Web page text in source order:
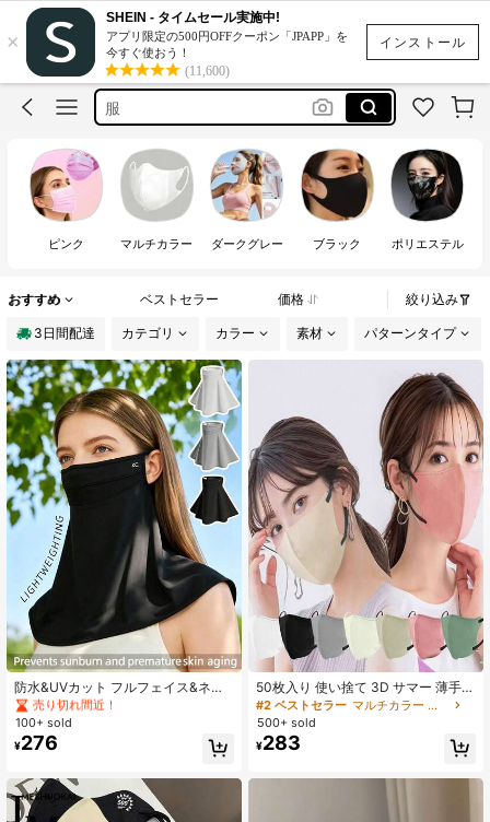
インストール
×
SHEIN - タイムセール実施中!
アプリ限定の500円OFFクーポン「JPAPP」を
今すぐ使おう！
(11,600)
cubrebocas
帽子
服
トップス
cubrebocas
帽子
ピンク マルチカラー ダークグレー ブラック ポリエステル
おすすめ ベストセラー 価格 絞り込み
3日間配達 カテゴリ カラー 素材 パターンタイプ
防水&UVカット フルフェイス&ネッ
ク サンハット、夏用アイスシルク生
地、軽量&通気性、フルフェイス&ネ
ックカバー 日焼け防止
#4 ベストセラー
ポリエステル フェイスカバー&アクセサリー
売り切れ間近！
#4 ベストセラー
売り切れ間近！
#4 ベストセラー
売り切れ間近！
#4 ベストセラー
ポリエステル フェイスカバー&アクセサリー
100+ sold
¥276
50枚入り 使い捨て 3D サマー 薄手
通気性 ファッション カラーミックス
フェイスマスク - 通気性と快適性、
男女兼用、アウトドアに最適、ファ
ッショナブルマスク、軽量布マスク
#2 ベストセラー
マルチカラー フェイスカバー
500+ sold
¥283